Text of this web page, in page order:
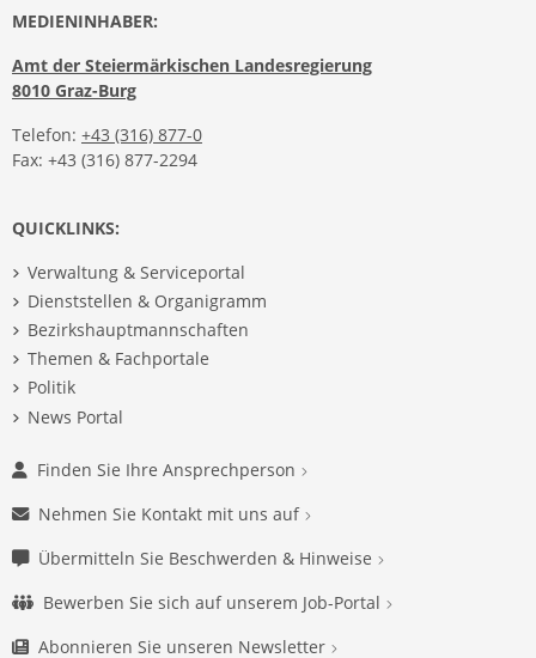
MEDIENINHABER:
Amt der Steiermärkischen Landesregierung
8010 Graz-Burg
Telefon: +43 (316) 877-0
Fax: +43 (316) 877-2294
QUICKLINKS:
Verwaltung & Serviceportal
Dienststellen & Organigramm
Bezirkshauptmannschaften
Themen & Fachportale
Politik
News Portal
Finden Sie Ihre Ansprechperson
Nehmen Sie Kontakt mit uns auf
Übermitteln Sie Beschwerden & Hinweise
Bewerben Sie sich auf unserem Job-Portal
Abonnieren Sie unseren Newsletter